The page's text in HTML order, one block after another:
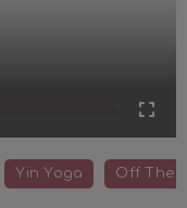
Yin Yoga Off The